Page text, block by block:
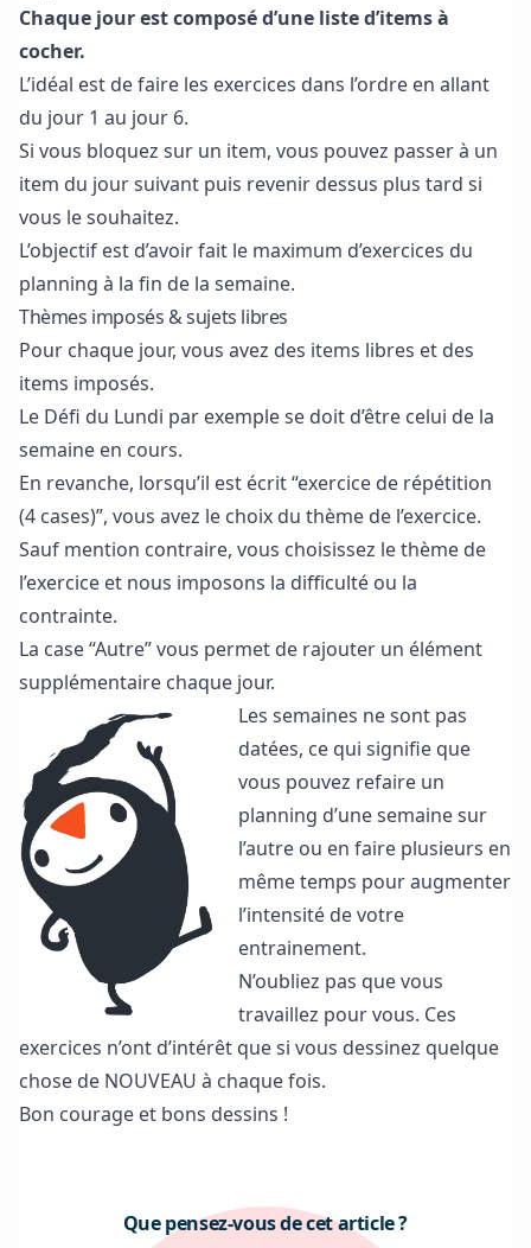
Chaque jour est composé d’une liste d’items à
cocher.
L’idéal est de faire les exercices dans l’ordre en allant
du jour 1 au jour 6.
Si vous bloquez sur un item, vous pouvez passer à un
item du jour suivant puis revenir dessus plus tard si
vous le souhaitez.
L’objectif est d’avoir fait le maximum d’exercices du
planning à la fin de la semaine.
Thèmes imposés & sujets libres
Pour chaque jour, vous avez des items libres et des
items imposés.
Le Défi du Lundi par exemple se doit d’être celui de la
semaine en cours.
En revanche, lorsqu’il est écrit “exercice de répétition
(4 cases)”, vous avez le choix du thème de l’exercice.
Sauf mention contraire, vous choisissez le thème de
l’exercice et nous imposons la difficulté ou la
contrainte.
La case “Autre” vous permet de rajouter un élément
supplémentaire chaque jour.
Les semaines ne sont pas
datées, ce qui signifie que
vous pouvez refaire un
planning d’une semaine sur
l’autre ou en faire plusieurs en
même temps pour augmenter
l’intensité de votre
entrainement.
N’oubliez pas que vous
travaillez pour vous. Ces
exercices n’ont d’intérêt que si vous dessinez quelque
chose de NOUVEAU à chaque fois.
Bon courage et bons dessins !
Que pensez-vous de cet article ?